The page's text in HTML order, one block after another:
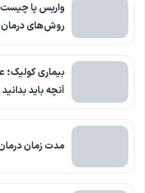
واریس پا
روش‌های درمان
بیماری
آنچه باید بدانید
مدت زمان